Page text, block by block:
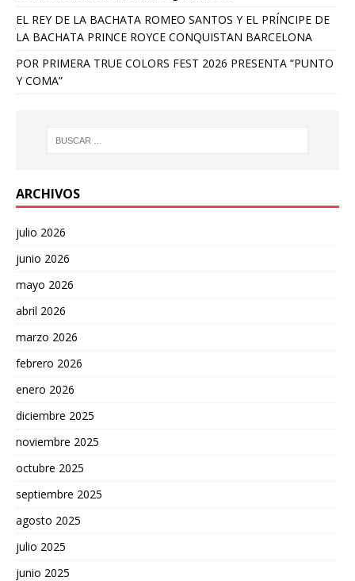
EL REY DE LA BACHATA ROMEO SANTOS Y EL PRÍNCIPE DE
LA BACHATA PRINCE ROYCE CONQUISTAN BARCELONA
POR PRIMERA TRUE COLORS FEST 2026 PRESENTA “PUNTO
Y COMA”
ARCHIVOS
julio 2026
junio 2026
mayo 2026
abril 2026
marzo 2026
febrero 2026
enero 2026
diciembre 2025
noviembre 2025
octubre 2025
septiembre 2025
agosto 2025
julio 2025
junio 2025